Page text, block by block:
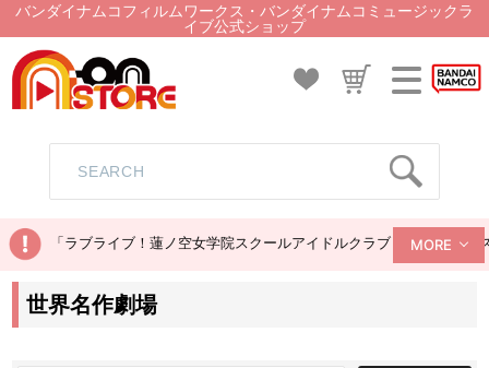
バンダイナムコフィルムワークス・バンダイナムコミュージックラ
イブ公式ショップ
「ラブライブ！蓮ノ空女学院スクールアイドルクラブ ぬいぐるみ
MORE
世界名作劇場